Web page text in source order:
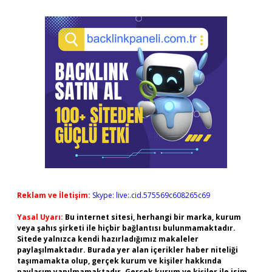
Reklam ve İletişim: Skype: live:.cid.575569c608265c69
Yasal Uyarı: Bu internet sitesi, herhangi bir marka, kurum
veya şahıs şirketi ile hiçbir bağlantısı bulunmamaktadır.
Sitede yalnızca kendi hazırladığımız makaleler
paylaşılmaktadır. Burada yer alan içerikler haber niteliği
taşımamakta olup, gerçek kurum ve kişiler hakkında